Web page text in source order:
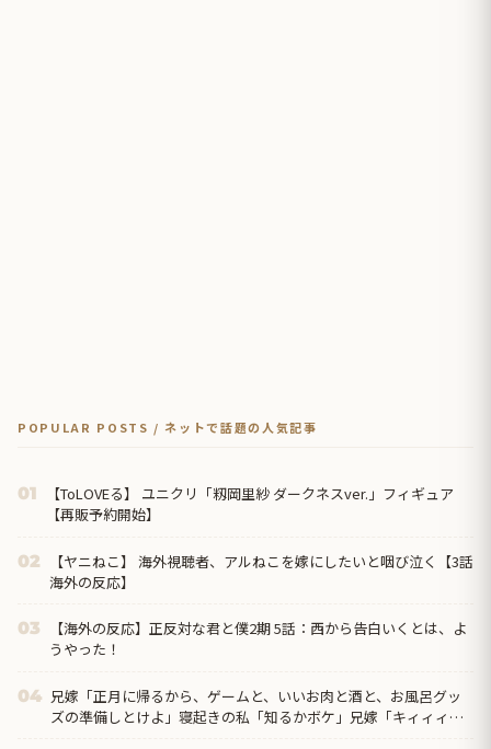
POPULAR POSTS / ネットで話題の人気記事
01
【ToLOVEる】 ユニクリ「籾岡里紗 ダークネスver.」フィギュア
【再販予約開始】
02
【ヤニねこ】 海外視聴者、アルねこを嫁にしたいと咽び泣く【3話
海外の反応】
03
【海外の反応】正反対な君と僕2期 5話：西から告白いくとは、よ
うやった！
04 兄嫁「正月に帰るから、ゲームと、いいお肉と酒と、お風呂グッ
ズの準備しとけよ」寝起きの私「知るかボケ」兄嫁「キィィィィ